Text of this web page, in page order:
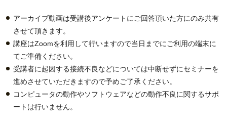
アーカイブ動画は受講後アンケートにご回答頂いた方にのみ共有
させて頂きます。
講座はZoomを利用して行いますので当日までにご利用の端末に
てご準備ください。
受講者に起因する接続不良などについては中断せずにセミナーを
進めさせていただきますので予めご了承ください。
コンピュータの動作やソフトウェアなどの動作不良に関するサポ
ートは行いません。